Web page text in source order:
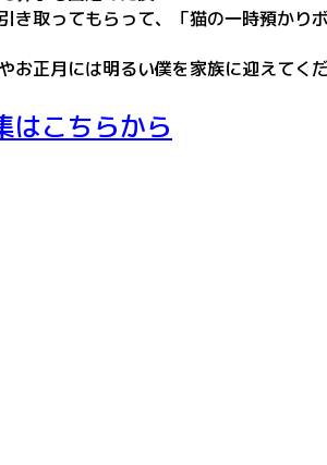
き取ってもらって、「猫の一時預かり
お正月には明るい僕を家族に迎えてく
はこちらから